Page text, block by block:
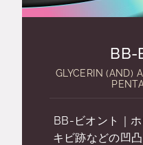
BB-
GLYCERIN (AND)
BB-ビオント｜
キビ跡などの凹